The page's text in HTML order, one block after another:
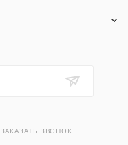
ЗАКАЗАТЬ ЗВОНОК